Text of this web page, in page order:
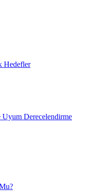
Hedefler
Derecelendirme